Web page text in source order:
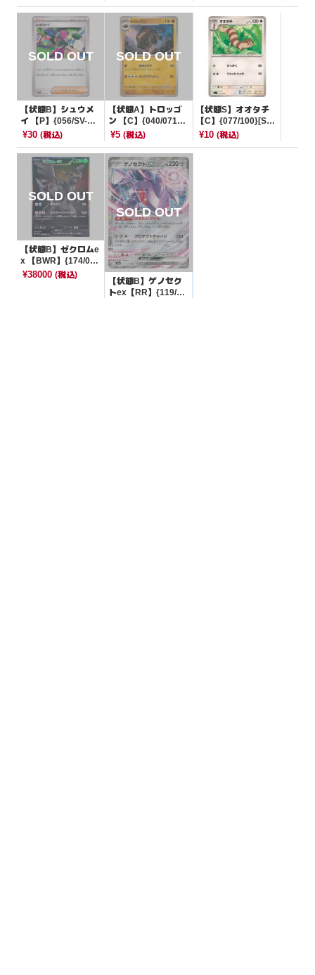
【状態B】シュウメ
イ 【P】{056/SV-P}
[PROMO]
¥30 (税込)
【状態A】トロッゴ
ン 【C】{040/071}
[SV5K]
¥5(税込)
【状態S】オオタチ
【C】{077/100}[SV
9]
¥10 (税込)
【状態B】ゼクロムe
x 【BWR】{174/08
6}[SV11B]
¥38000 (税込)
【状態B】ゲノセク
トex【RR】{119/19